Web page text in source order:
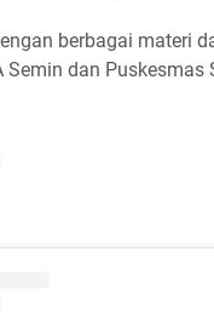
berbagai materi
Semin dan Puskesmas